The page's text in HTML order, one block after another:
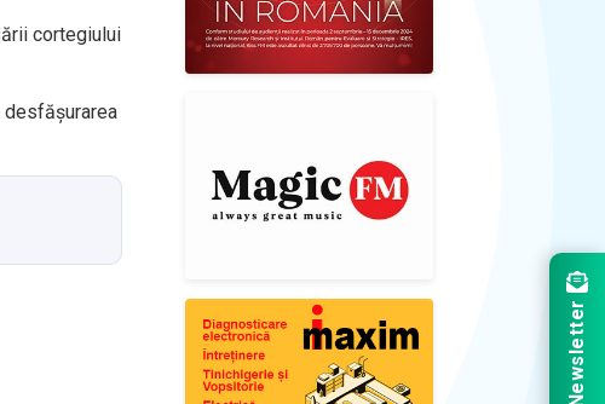
cortegiului
Newsletter